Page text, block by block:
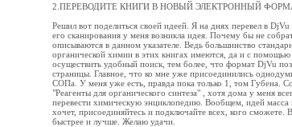
2.ПЕРЕВОДИТЕ КНИГИ В НОВЫЙ ЭЛЕКТРОННЫЙ
Решил вот поделиться своей идеей. Я на днях перевел в
его сканирования у меня возникла идея. Почему бы не
описываются в данном указателе. Ведь большинство
органической химии в этих книгах имеются, да и с помощью
осуществить удобный поиск, тем более, что формат DjVu
страницы. Главное, что ко мне уже присоединились
СОПа. У меня уже есть, правда пока только 1, том Губена.
"Реагенты для органического синтеза" , хотя дома у меня
перевести химическую энциклопедию. Вообщем, идей масса
хочет, присоединяйтесь и подключайте всех, кого сможете.
быстрее и лучше. Желаю удачи.